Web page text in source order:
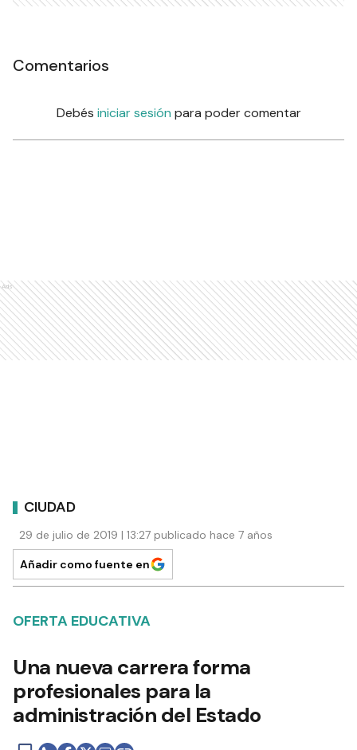
Comentarios
Debés iniciar sesión para poder comentar
Ads
CIUDAD
29 de julio de 2019 | 13:27 publicado hace 7 años
Añadir como fuente en
OFERTA EDUCATIVA
Una nueva carrera forma
profesionales para la
administración del Estado